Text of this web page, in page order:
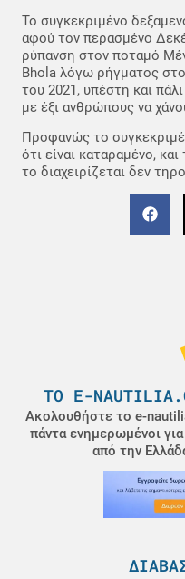
Το συγκεκριμένο
αφού τον περασμένο
ρύπανση στον ποταμό
Bhola λόγω ρήγματος
του 2021, υπέστη και
με έξι ανθρώπους να
Προφανώς το
ότι είναι καταραμένο,
το διαχειρίζεται δεν
ΤΟ E-
Ακολουθήστε το e-
πάντα ενημερωμένοι για
από την